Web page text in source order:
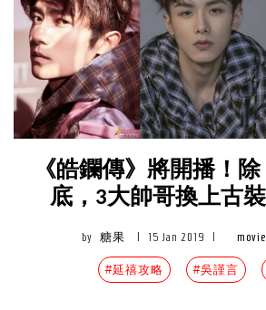
《皓鑭傳》將開播！
底，3大帥哥換上古
by 糖果 15 Jan 2019
#延禧攻略 #吳謹言